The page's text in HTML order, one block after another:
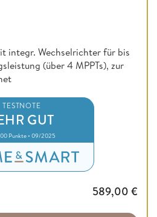
integr. Wechselrichter für bis
(über 4 MPPTs), zur
TESTNOTE
GUT
Punkte • 09/2025
589,00 €